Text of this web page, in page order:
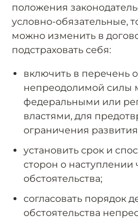
положения
условно-обязательные,
можно изменить в
подстраховать себя:
включить в перечень
непреодолимой силы
федеральными или
властями, для
ограничения
установить срок и
сторон о наступлении
обстоятельства;
согласовать порядок
обстоятельства